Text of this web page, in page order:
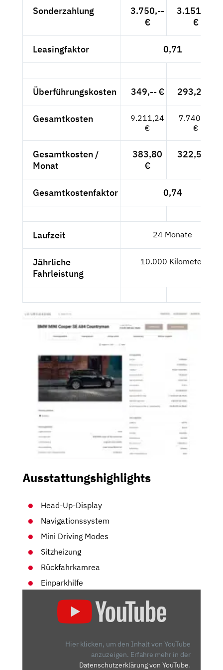
Sonderzahlung
3.750,--
€
3.151,26
€
Leasingfaktor 0,71
Überführungskosten 349,-- € 293,28 €
Gesamtkosten
9.211,24
€
7.740,54
€
Gesamtkosten /
Monat
383,80
€
322,52 €
Gesamtkostenfaktor 0,74
Laufzeit 24 Monate
Jährliche
Fahrleistung
10.000 Kilometer
Ausstattungshighlights
Head-Up-Display
Navigationssystem
Mini Driving Modes
Sitzheizung
Rückfahrkamrea
Einparkhilfe
COUNTRYMAN
Hier klicken, um den Inhalt von YouTube
anzuzeigen. Erfahre mehr in der
Datenschutzerklärung von YouTube.